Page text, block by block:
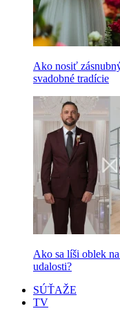
Ako nosiť
svadobné tradície
Ako sa líši oblek
udalosti?
SÚŤAŽE
TV